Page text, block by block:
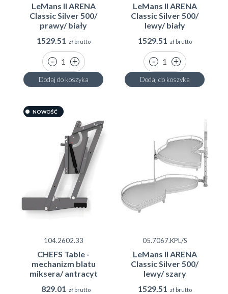
LeMans II ARENA
Classic Silver 500/
prawy/ biały
1529.51
zł brutto
Dodaj do koszyka
LeMans II ARENA
Classic Silver 500/
lewy/ biały
1529.51
zł brutto
Dodaj do koszyka
NOWOŚĆ
104.2602.33
CHEFS Table -
mechanizm blatu
miksera/ antracyt
829.01 zł brutto
05.7067.KPL/S
LeMans II ARENA
Classic Silver 500/
lewy/ szary
1529.51 zł brutto